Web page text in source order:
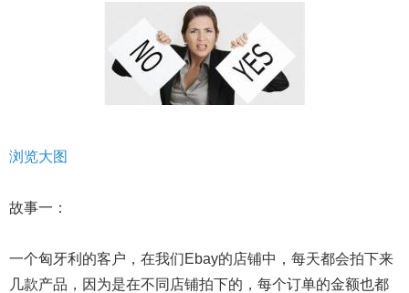
浏览大图
故事一：
一个匈牙利的客户，在我们Ebay的店铺中，每天都会拍下来
几款产品，因为是在不同店铺拍下的，每个订单的金额也都